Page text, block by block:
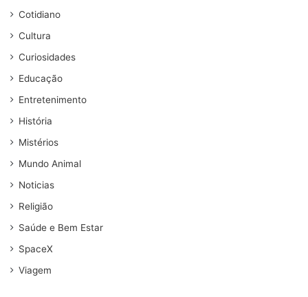
Cotidiano
Cultura
Curiosidades
Educação
Entretenimento
História
Mistérios
Mundo Animal
Noticias
Religião
Saúde e Bem Estar
SpaceX
Viagem